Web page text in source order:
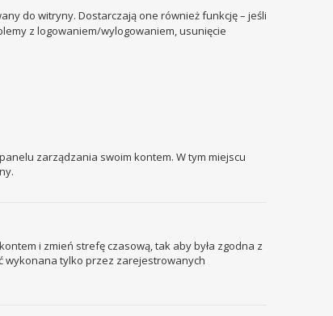
do witryny. Dostarczają one również funkcję – jeśli
z logowaniem/wylogowaniem, usunięcie
zarządzania swoim kontem. W tym miejscu
i zmień strefę czasową, tak aby była zgodna z
wykonana tylko przez zarejestrowanych